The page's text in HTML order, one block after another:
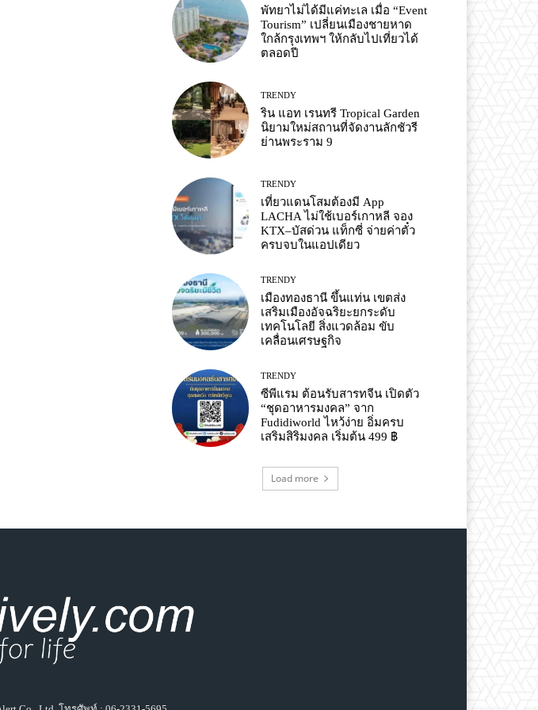
พัทยาไม่ได้มีแค่ทะเล เมื่อ “Event
Tourism” เปลี่ยนเมืองชายหาด
ใกล้กรุงเทพฯ ให้กลับไปเที่ยวได้
ตลอดปี
TRENDY
ริน แอท เรนทรี Tropical Garden
นิยามใหม่สถานที่จัดงานลักชัวรี
ย่านพระราม 9
TRENDY
เที่ยวแดนโสมต้องมี App
LACHA ไม่ใช้เบอร์เกาหลี จอง
KTX–บัสด่วน แท็กซี่ จ่ายค่าตั๋ว
ครบจบในแอปเดียว
TRENDY
เมืองทองธานี ขึ้นแท่น เขตส่ง
เสริมเมืองอัจฉริยะยกระดับ
เทคโนโลยี สิ่งแวดล้อม ขับ
เคลื่อนเศรษฐกิจ
TRENDY
ซีพีแรม ต้อนรับสารทจีน เปิดตัว
“ชุดอาหารมงคล” จาก
Fudidiworld ไหว้ง่าย อิ่มครบ
เสริมสิริมงคล เริ่มต้น 499 ฿
Load more